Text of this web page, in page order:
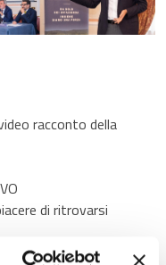
racconto della
di ritrovarsi